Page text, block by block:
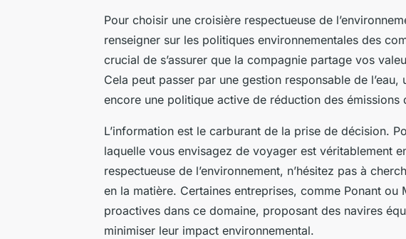
Pour choisir une croisière respectueuse de
renseigner sur les politiques environnementales des
crucial de s’assurer que la compagnie partage vos
Cela peut passer par une gestion responsable de
encore une politique active de réduction des émissions
L’information est le carburant de la prise de décision.
laquelle vous envisagez de voyager est véritablement
respectueuse de l’environnement, n’hésitez pas à
en la matière. Certaines entreprises, comme Ponant ou
proactives dans ce domaine, proposant des navires
minimiser leur impact environnemental.